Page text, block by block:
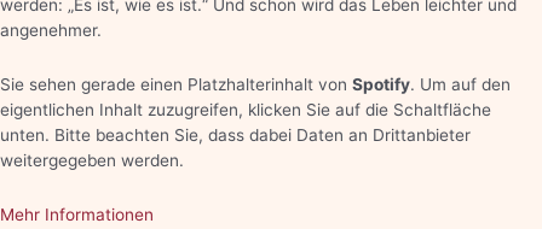
werden: „Es ist, wie es ist.“ Und schon wird das Leben leichter und
angenehmer.
Sie sehen gerade einen Platzhalterinhalt von Spotify. Um auf den
eigentlichen Inhalt zuzugreifen, klicken Sie auf die Schaltfläche
unten. Bitte beachten Sie, dass dabei Daten an Drittanbieter
weitergegeben werden.
Mehr Informationen